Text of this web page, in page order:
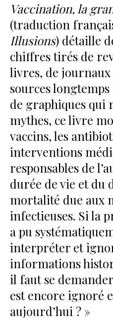
Vaccination, la
(traduction
Illusions) détaille
chiffres tirés de
livres, de journaux
sources longtemps
de graphiques qui
mythes, ce livre
vaccins, les
interventions
responsables de
durée de vie et du
mortalité due aux
infectieuses. Si la
a pu
interpréter et
informations
il faut se
est encore ignoré
aujourd’hui ? »